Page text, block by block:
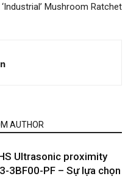
‘Industrial’ Mushroom Ratchet
AUTHOR
Ultrasonic proximity
3BF00-PF – Sự lựa chọn